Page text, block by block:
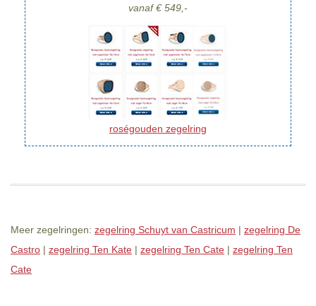
vanaf € 549,-
roségouden zegelring
Meer zegelringen: zegelring Schuyt van Castricum | zegelring De
Castro | zegelring Ten Kate | zegelring Ten Cate | zegelring Ten
Cate